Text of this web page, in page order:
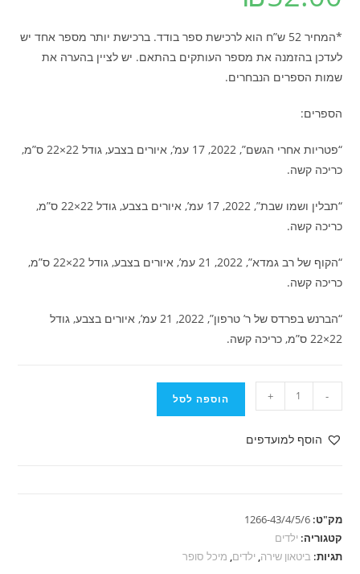
*המחיר 52 ש”ח הוא לרכישת ספר בודד. ברכישת יותר מספר אחד יש
לעדכן בהזמנה את מספר העותקים בהתאם. יש לציין בהערה את
שמות הספרים הנבחרים.
הספרים:
“פטריות אחרי הגשם”, 2022, 17 עמ’, איורים בצבע, גודל 22×22 ס”מ,
כריכה קשה.
“תבלין ושמו שבת”, 2022, 17 עמ’, איורים בצבע, גודל 22×22 ס”מ,
כריכה קשה.
“הקוף של רב גמדא”, 2022, 21 עמ’, איורים בצבע, גודל 22×22 ס”מ,
כריכה קשה.
“הברנש בפרדס של ר’ טרפון”, 2022, 21 עמ’, איורים בצבע, גודל
22×22 ס”מ, כריכה קשה.
של
-
+ הוספה לסל
הוסף למועדפים
מק"ט:1266-43/4/5/6
קטגוריה: ילדים
תגיות:ביטאון שירה, ילדים, מיכל סופר